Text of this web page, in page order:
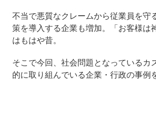
不当で悪質なクレームから従業員を守
策を導入する企業も増加。「お客様は
はもはや昔。
そこで今回、社会問題となっているカ
的に取り組んでいる企業・行政の事例